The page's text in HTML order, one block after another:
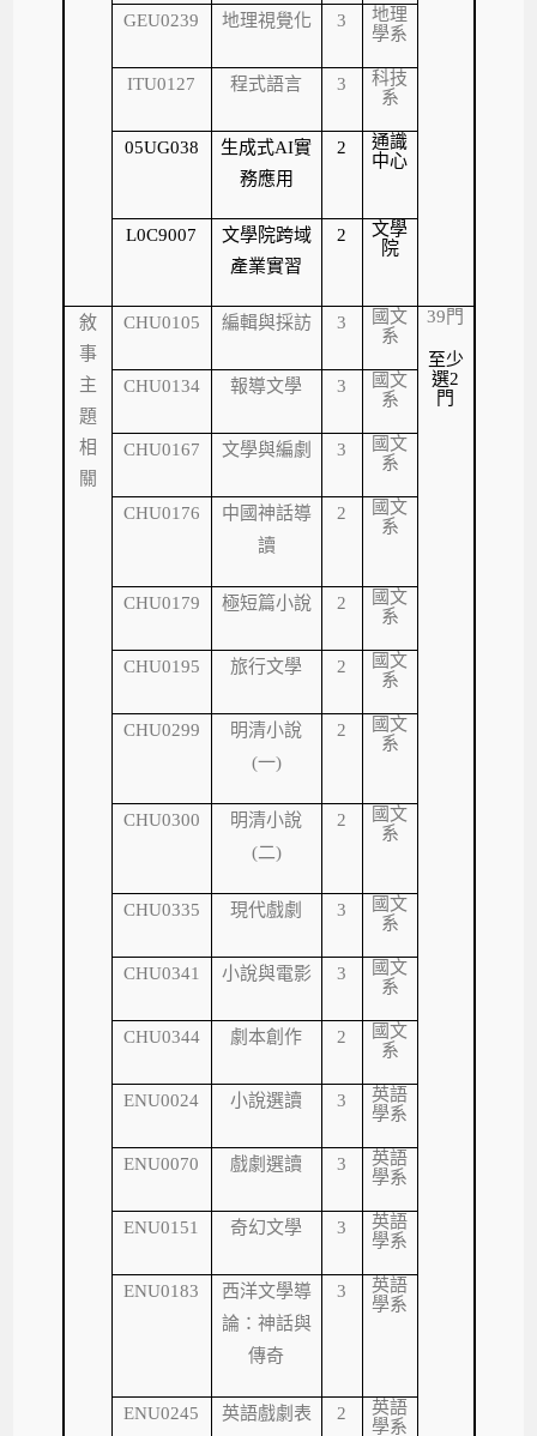
GEU0239 地理視覺化 3
地理
學系
ITU0127 程式語言 3
科技
系
05UG038 生成式AI實
務應用
2
通識
中心
L0C9007
文學院跨域
產業實習
2
文學
院
敘
事
主
題
相
關
CHU0105 編輯與採訪 3
國文
系
39門
至少
選2
門
CHU0134 報導文學 3
國文
系
CHU0167 文學與編劇 3
國文
系
CHU0176
中國神話導
讀
2
國文
系
CHU0179 極短篇小說 2
國文
系
CHU0195 旅行文學 2
國文
系
CHU0299
明清小說
(一)
2
國文
系
CHU0300
明清小說
(二)
2
國文
系
CHU0335 現代戲劇 3
國文
系
CHU0341 小說與電影 3
國文
系
CHU0344 劇本創作 2
國文
系
ENU0024 小說選讀 3
英語
學系
ENU0070 戲劇選讀 3
英語
學系
ENU0151 奇幻文學 3
英語
學系
ENU0183
西洋文學導
論：神話與
傳奇
3
英語
學系
ENU0245 英語戲劇表 2
英語
學系